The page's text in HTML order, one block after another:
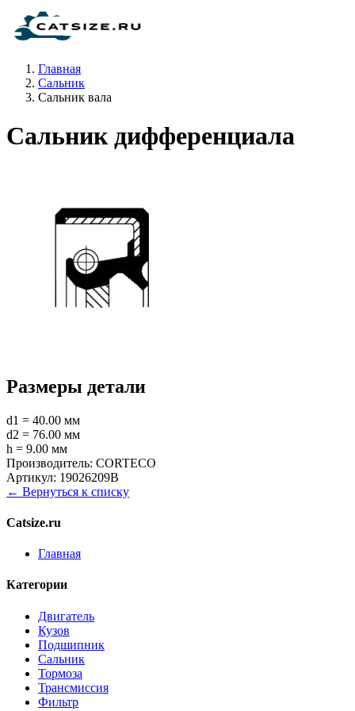
Главная
Сальник
Сальник вала
Сальник дифференциала
Размеры детали
d1 = 40.00 мм
d2 = 76.00 мм
h = 9.00 мм
Производитель: CORTECO
Артикул: 19026209B
← Вернуться к списку
Catsize.ru
Главная
Категории
Двигатель
Кузов
Подшипник
Сальник
Тормоза
Трансмиссия
Фильтр